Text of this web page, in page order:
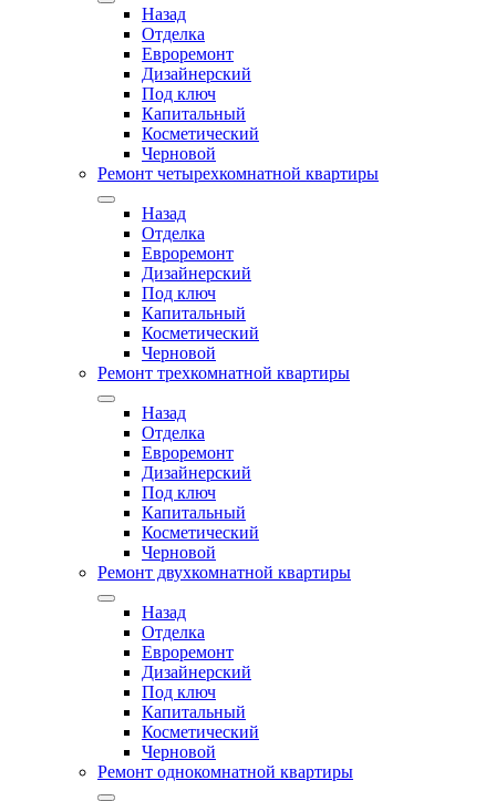
Назад
Отделка
Евроремонт
Дизайнерский
Под ключ
Капитальный
Косметический
Черновой
Ремонт четырехкомнатной квартиры
Назад
Отделка
Евроремонт
Дизайнерский
Под ключ
Капитальный
Косметический
Черновой
Ремонт трехкомнатной квартиры
Назад
Отделка
Евроремонт
Дизайнерский
Под ключ
Капитальный
Косметический
Черновой
Ремонт двухкомнатной квартиры
Назад
Отделка
Евроремонт
Дизайнерский
Под ключ
Капитальный
Косметический
Черновой
Ремонт однокомнатной квартиры